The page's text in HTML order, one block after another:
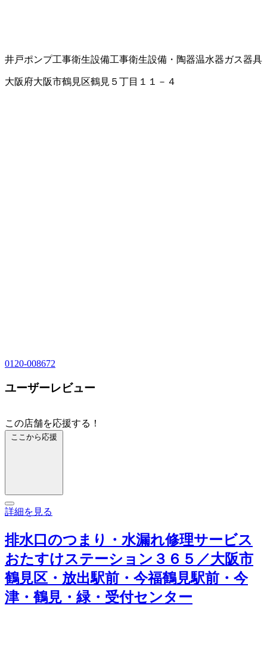
井戸ポンプ工事衛生設備工事衛生設備・陶器温水器ガス器具
大阪府大阪市鶴見区鶴見５丁目１１－４
0120-008672
ユーザーレビュー
この店舗を応援する！
ここから応援
詳細を見る
排水口のつまり・水漏れ修理サービス
おたすけステーション３６５／大阪市
鶴見区・放出駅前・今福鶴見駅前・今
津・鶴見・緑・受付センター